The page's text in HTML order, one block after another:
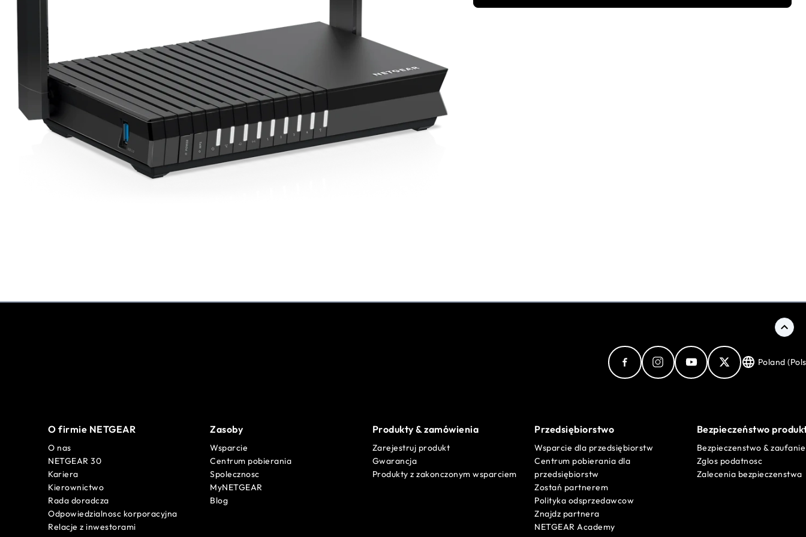
Poland
O firmie NETGEAR
O nas
NETGEAR 30
Kariera
Kierownictwo
Rada doradcza
Odpowiedzialnosc korporacyjna
Relacje z inwestorami
Zasoby
Wsparcie
Centrum pobierania
Spolecznosc
MyNETGEAR
Blog
Produkty & zamówienia
Zarejestruj produkt
Gwarancja
Produkty z zakonczonym wsparciem
Przedsiębiorstwo
Wsparcie dla przedsiębiorstw
Centrum pobierania dla
przedsiębiorstw
Zostań partnerem
Polityka odsprzedawcow
Znajdz partnera
NETGEAR Academy
Bezpieczeństwo
Bezpieczenstwo & zaufanie
Zglos podatnosc
Zalecenia bezpieczenstwa